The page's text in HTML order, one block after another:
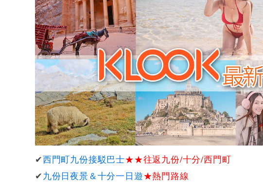
✔西門町九份接駁巴士★★往返九份/十分/西門町
✔九份日夜景＆十分一日遊★熱門路線